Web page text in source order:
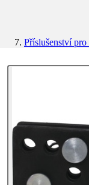
Příslušenství